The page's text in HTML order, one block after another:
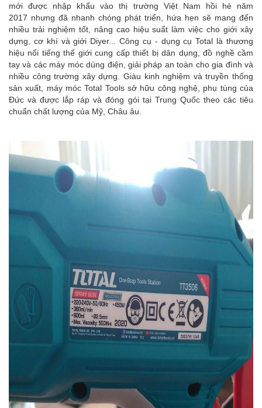
mới được nhập khẩu vào thị trường Việt Nam hồi hè năm
2017 nhưng đã nhanh chóng phát triển, hứa hẹn sẽ mang đến
nhiều trải nghiệm tốt, nâng cao hiệu suẩt làm việc cho giới xây
dựng, cơ khí và giới Diyer... Công cụ - dụng cụ Total là thương
hiệu nổi tiếngthế giới cung cấp thiết bị dân dụng, đồ nghề cầm
tay và các máy móc dùng điện, giải pháp an toàn cho gia đình và
nhiều công trường xây dựng. Giàu kinh nghiệm và truyền thống
sản xuất, máy mócTotal Tools sở hữu công nghệ, phụ tùng của
Đức và được lắp ráp và đóng gói tại Trung Quốc theo các tiêu
chuẩn chất lượng của Mỹ, Châu âu.